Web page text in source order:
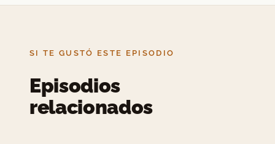
SI TE GUSTÓ ESTE EPISODIO
Episodios
relacionados